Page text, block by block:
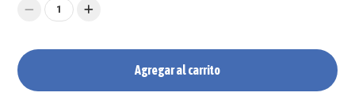
1
Agregar al carrito